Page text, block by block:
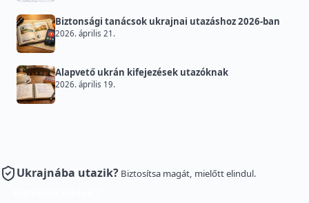
Biztonsági tanácsok ukrajnai utazáshoz 2026-ban
2026. április 21.
Alapvető ukrán kifejezések utazóknak
2026. április 19.
Ukrajnába utazik? Biztosítsa magát, mielőtt elindul.